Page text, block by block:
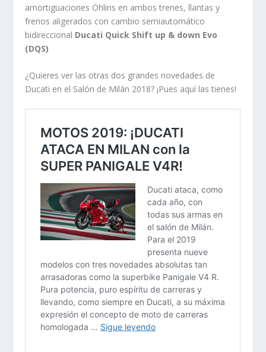
amortiguaciones Öhlins en ambos trenes, llantas y
frenos aligerados con cambio semiautomático
bidireccional Ducati Quick Shift up & down Evo
(DQS)
¿Quieres ver las otras dos grandes novedades de
Ducati en el Salón de Milán 2018? ¡Pues aquí las tienes!